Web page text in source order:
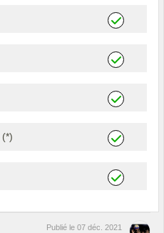
Publié le 07 déc. 2021